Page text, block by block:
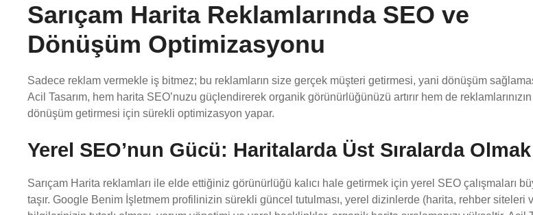
Sarıçam Harita Reklamlarında SEO ve
Dönüşüm Optimizasyonu
Sadece reklam vermekle iş bitmez; bu reklamların size gerçek müşteri getirmesi, yani dönüşüm
Acil Tasarım, hem harita SEO’nuzu güçlendirerek organik görünürlüğünüzü artırır hem de
dönüşüm getirmesi için sürekli optimizasyon yapar.
Yerel SEO’nun Gücü: Haritalarda Üst Sıralarda Olmak
Sarıçam Harita reklamları ile elde ettiğiniz görünürlüğü kalıcı hale getirmek için yerel SEO çalışmaları
taşır. Google Benim İşletmem profilinizin sürekli güncel tutulması, yerel dizinlerde (harita, rehber siteleri